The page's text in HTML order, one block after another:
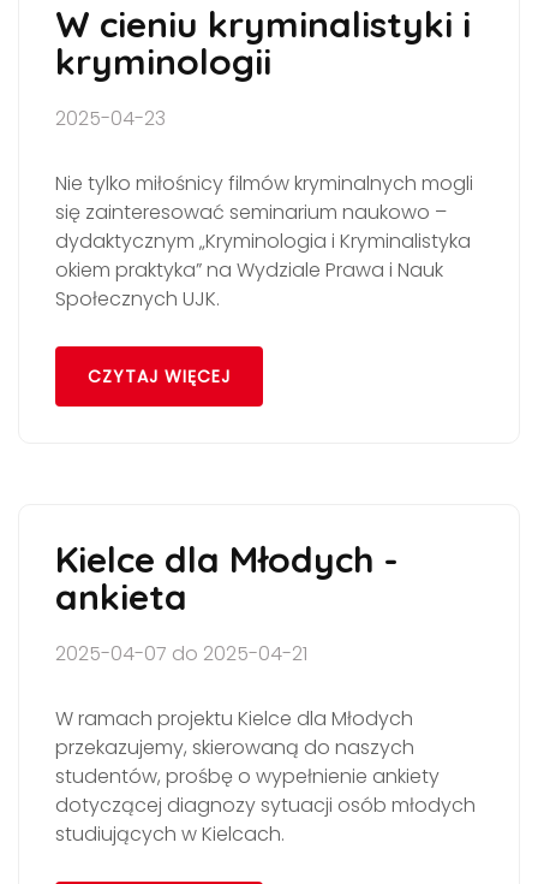
W cieniu kryminalistyki i
kryminologii
2025-04-23
Nie tylko miłośnicy filmów kryminalnych mogli
się zainteresować seminarium naukowo –
dydaktycznym „Kryminologia i Kryminalistyka
okiem praktyka” na Wydziale Prawa i Nauk
Społecznych UJK.
CZYTAJ WIĘCEJ
Kielce dla Młodych -
ankieta
2025-04-07 do 2025-04-21
W ramach projektu Kielce dla Młodych
przekazujemy, skierowaną do naszych
studentów, prośbę o wypełnienie ankiety
dotyczącej diagnozy sytuacji osób młodych
studiujących w Kielcach.